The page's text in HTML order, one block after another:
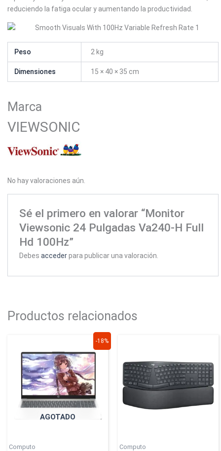
reduciendo la fatiga ocular y aumentando la productividad.
Peso 2 kg
Dimensiones 15 × 40 × 35 cm
Marca
VIEWSONIC
No hay valoraciones aún.
Sé el primero en valorar “Monitor
Viewsonic 24 Pulgadas Va240-H Full
Hd 100Hz”
Debesaccederpara publicar una valoración.
Productos relacionados
-18%
AGOTADO
Computo
original
era:
$3.699.900.
precio
actual
es:
$3.049.900.
Computo